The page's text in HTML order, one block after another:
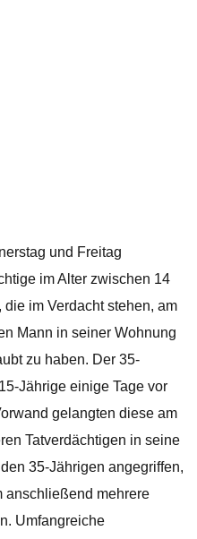
und Freitag
im Alter zwischen 14
im Verdacht stehen, am
Mann in seiner Wohnung
zu haben. Der 35-
Jährige einige Tage vor
gelangten diese am
Tatverdächtigen in seine
35-Jährigen angegriffen,
anschließend mehrere
Umfangreiche